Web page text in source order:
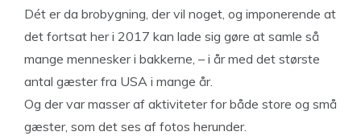
Dét er da brobygning, der vil noget, og imponerende at
det fortsat her i 2017 kan lade sig gøre at samle så
mange mennesker i bakkerne, – i år med det største
antal gæster fra USA i mange år.
Og der var masser af aktiviteter for både store og små
gæster, som det ses af fotos herunder.